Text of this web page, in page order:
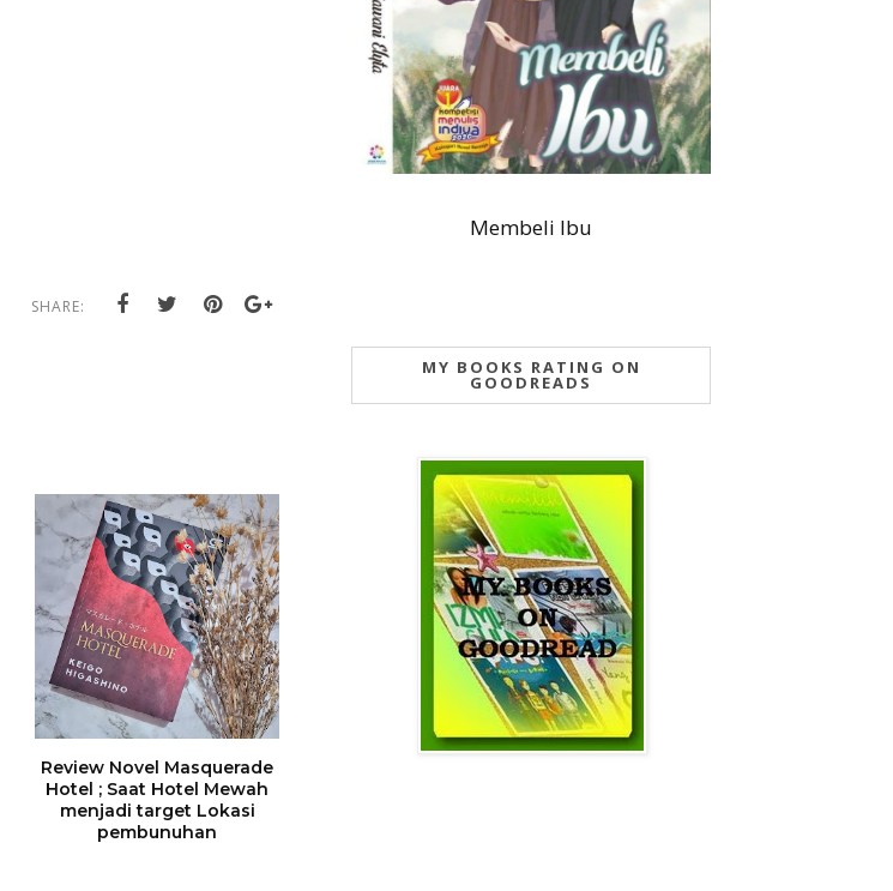
SHARE:
Review Novel Masquerade
Hotel ; Saat Hotel Mewah
menjadi target Lokasi
pembunuhan
Membeli Ibu
MY BOOKS RATING ON
GOODREADS